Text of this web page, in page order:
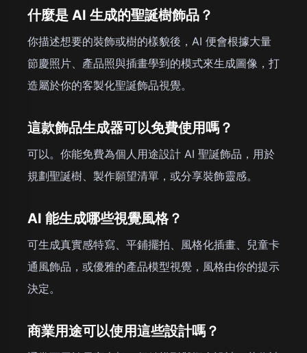
什麼是 AI 生成的聖誕樹飾品？
你描述想要的裝飾或樹的樣貌後，AI 便會根據大量
節慶照片、產品照與插畫學到的模式來生成圖像，打
造屬於你的客製化聖誕飾品視覺。
這款飾品生成器可以免費使用嗎？
可以。你能免費為個人用途設計 AI 聖誕飾品，用於
規劃聖誕樹、製作願望清單，或分享裝飾靈感。
AI 能生成哪些視覺風格？
可生成真實感特寫、平鋪擺拍、風格化插畫、兒童卡
通風飾品，或優雅的產品模型視覺，風格由你的提示
決定。
商業用途可以使用這些設計嗎？